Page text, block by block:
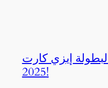
لبطولة إيزي كارت
2025!